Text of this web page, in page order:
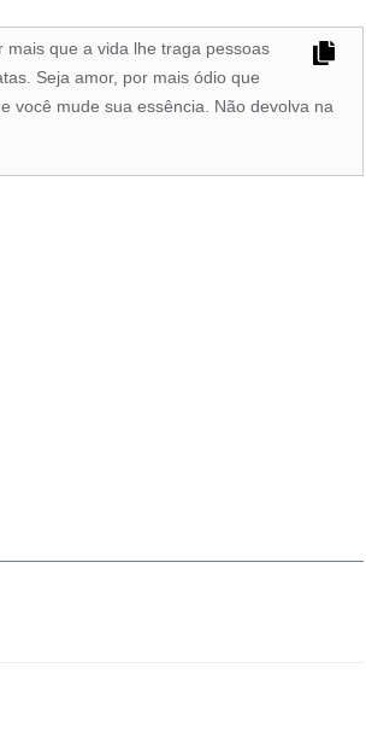
que a vida lhe traga pessoas
Seja amor, por mais ódio que
você mude sua essência. Não devolva na